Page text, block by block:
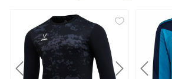
Previous Next Previous